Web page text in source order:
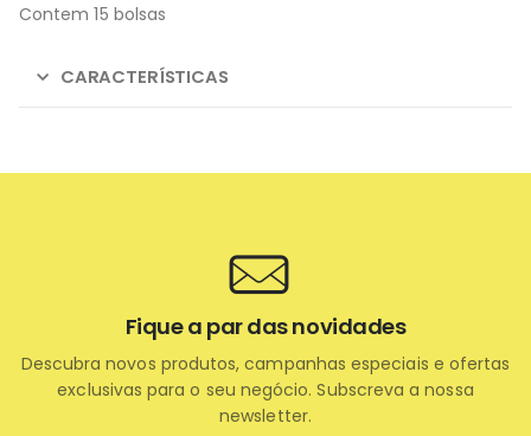
Contem 15 bolsas
CARACTERÍSTICAS
Fique a par das novidades
Descubra novos produtos, campanhas especiais e ofertas
exclusivas para o seu negócio. Subscreva a nossa
newsletter.